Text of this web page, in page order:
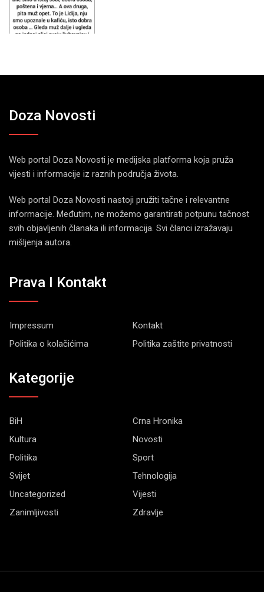
Doza Novosti
Web portal Doza Novosti je medijska platforma koja pruža
vijesti i informacije iz raznih područja života.
Web portal Doza Novosti nastoji pružiti tačne i relevantne
informacije. Međutim, ne možemo garantirati potpunu tačnost
svih objavljenih članaka ili informacija. Svi članci izražavaju
mišljenja autora.
Prava I Kontakt
Impressum
Kontakt
Politika o kolačićima
Politika zaštite privatnosti
Kategorije
BiH
Crna Hronika
Kultura
Novosti
Politika
Sport
Svijet
Tehnologija
Uncategorized
Vijesti
Zanimljivosti
Zdravlje